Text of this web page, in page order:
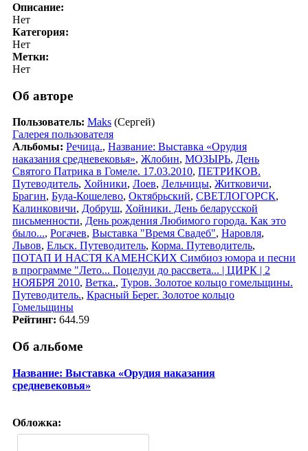
Описание:
Нет
Категория:
Нет
Метки:
Нет
Об авторе
Пользователь: Maks (Сергей)
Галерея пользователя
Альбомы: Речица., Название: Выставка «Орудия
наказания средневековья», Жлобин, МОЗЫРЬ, День
Святого Патрика в Гомеле. 17.03.2010, ПЕТРИКОВ.
Путеводитель, Хойники, Лоев, Лельчицы, Житковичи,
Брагин, Буда-Кошелево, Октябрьский, СВЕТЛОГОРСК,
Калинковичи, Добруш, Хойники. День беларусской
письменности, День рождения Любимого города. Как это
было..., Рогачев, Выставка "Время Свадеб", Наровля,
Львов, Ельск. Путеводитель, Корма. Путеводитель,
ПОТАП И НАСТЯ КАМЕНСКИХ Симбиоз юмора и песни
в программе "Лето... Поцелуи до рассвета... | ЦИРК | 2
НОЯБРЯ 2010, Ветка., Туров. Золотое кольцо гомельщины.
Путеводитель., Красный Берег. Золотое кольцо
Гомельщины
Рейтинг: 644.59
Об альбоме
Название: Выставка «Орудия наказания
средневековья»
Обложка: